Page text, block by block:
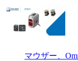
マウザー、